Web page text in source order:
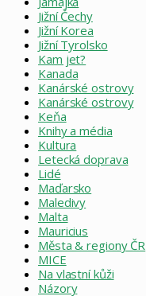
Jižní Čechy
Jižní Korea
Jižní Tyrolsko
Kam jet?
Kanada
Kanárské ostrovy
Kanárské ostrovy
Keňa
Knihy a média
Kultura
Letecká doprava
Lidé
Maďarsko
Maledivy
Malta
Mauricius
Města & regiony ČR
MICE
Na vlastní kůži
Názory